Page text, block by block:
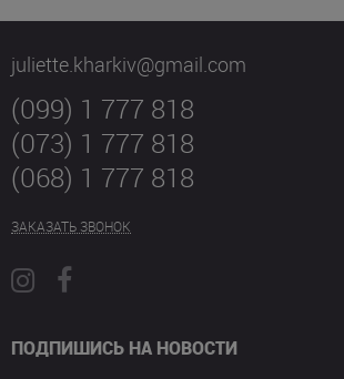
juliette.kharkiv@gmail.com
(099) 1 777 818
(073) 1 777 818
(068) 1 777 818
ЗАКАЗАТЬ ЗВОНОК
ПОДПИШИСЬ НА НОВОСТИ